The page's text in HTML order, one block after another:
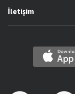
İletişim